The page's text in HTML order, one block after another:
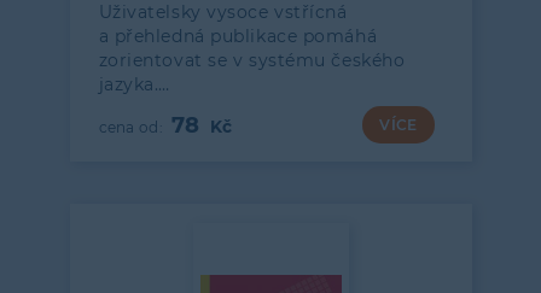
Uživatelsky vysoce vstřícná
a přehledná publikace pomáhá
zorientovat se v systému českého
jazyka.…
78 VÍCE